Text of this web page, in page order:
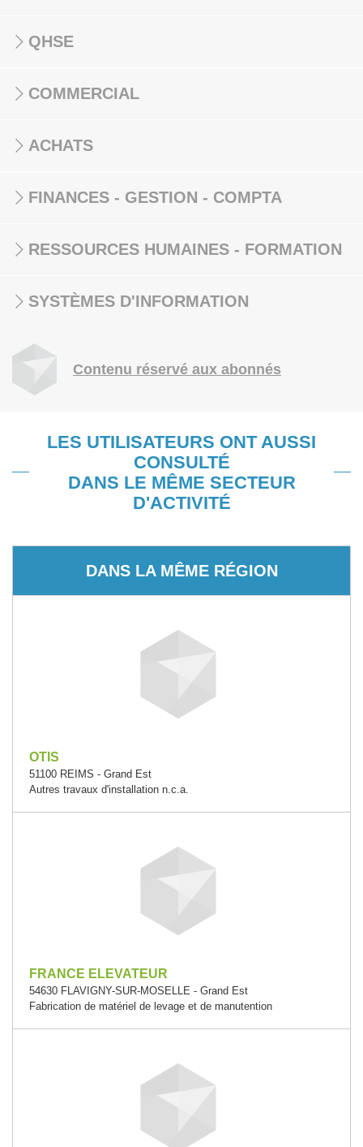
QHSE
COMMERCIAL
ACHATS
FINANCES - GESTION - COMPTA
RESSOURCES HUMAINES - FORMATION
SYSTÈMES D'INFORMATION
Contenu réservé aux abonnés
LES UTILISATEURS ONT AUSSI
CONSULTÉ
DANS LE MÊME SECTEUR
D'ACTIVITÉ
DANS LA MÊME RÉGION
OTIS
51100 REIMS - Grand Est
Autres travaux d'installation n.c.a.
FRANCE ELEVATEUR
54630 FLAVIGNY-SUR-MOSELLE - Grand Est
Fabrication de matériel de levage et de manutention